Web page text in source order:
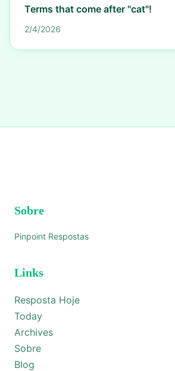
Terms that come after "cat"!
2/4/2026
Sobre
Pinpoint Respostas
Links
Resposta Hoje
Today
Archives
Sobre
Blog